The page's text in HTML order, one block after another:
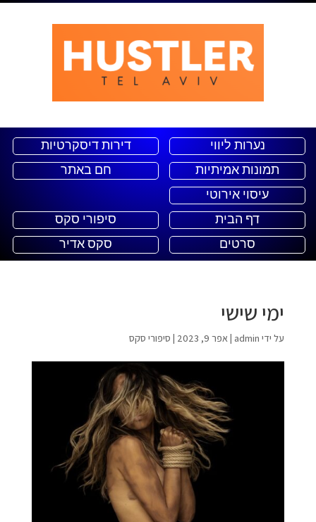
נערות ליווי
דירות דיסקרטיות
תמונות אמיתיות
חם באתר
עיסוי אירוטי
דף הבית
סיפורי סקס
סרטים
סקס אדיר
ימי שישי
על ידי admin
|אפר 9, 2023 | סיפורי סקס